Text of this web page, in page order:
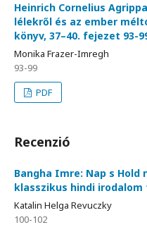
Heinrich Cornelius
lélekről és az ember
könyv, 37–40. fejezet 93-
Monika Frazer-Imregh
93-99
PDF
Recenzió
Bangha Imre: Nap s Hold
klasszikus hindi irodalom
Katalin Helga Revuczky
100-102